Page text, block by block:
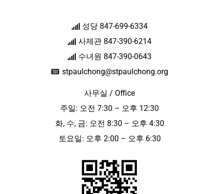
성당 847-699-6334
사제관 847-390-6214
수녀원 847-390-0643
stpaulchong@stpaulchong.org
사무실 / Office
주일: 오전 7:30 – 오후 12:30
화, 수, 금: 오전 8:30 – 오후 4:30
토요일: 오후 2:00 – 오후 6:30